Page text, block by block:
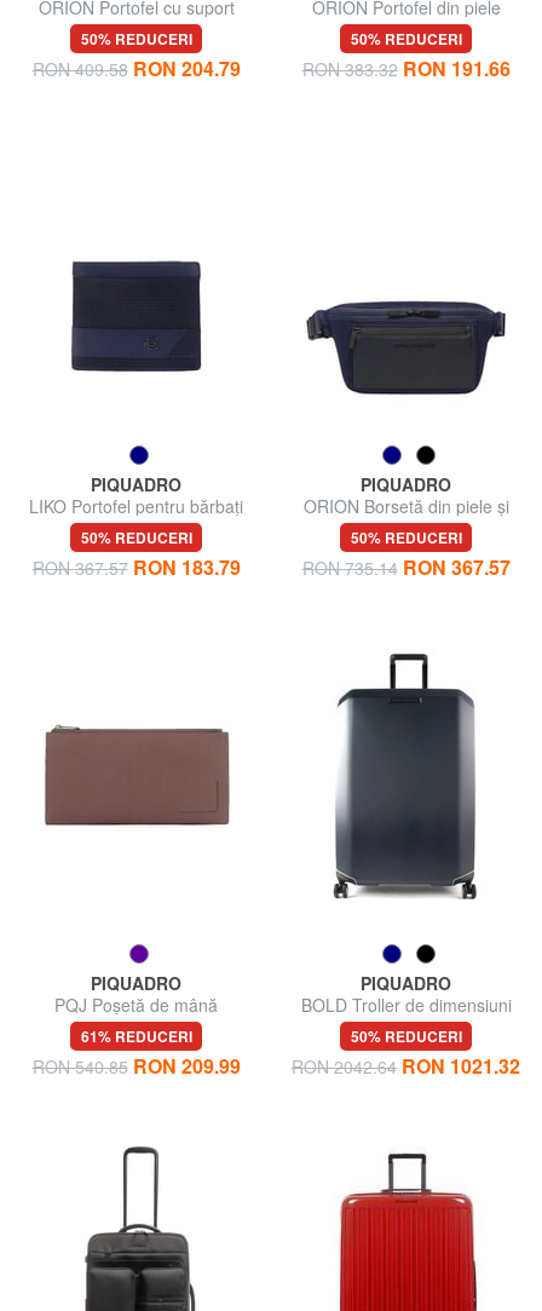
ORION Portofel cu suport
pentru bancnote și monede
50% REDUCERI
RON 409.58 RON 204.79
ORION Portofel din piele
reciclată și material textil
50% REDUCERI
RON 383.32 RON 191.66
PIQUADRO
LIKO Portofel pentru bărbați
50% REDUCERI
RON 367.57 RON 183.79
PIQUADRO
ORION Borsetă din piele și
material textil
50% REDUCERI
RON 735.14 RON 367.57
PIQUADRO
PQJ Poșetă de mână
61% REDUCERI
RON 540.85 RON 209.99
PIQUADRO
BOLD Troller de dimensiuni
mari
50% REDUCERI
RON 2042.64 RON 1021.32